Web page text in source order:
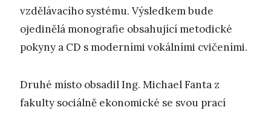
vzdělávacího systému. Výsledkem bude
ojedinělá monografie obsahující metodické
pokyny a CD s moderními vokálními cvičeními.
Druhé místo obsadil Ing. Michael Fanta z
fakulty sociálně ekonomické se svou prací